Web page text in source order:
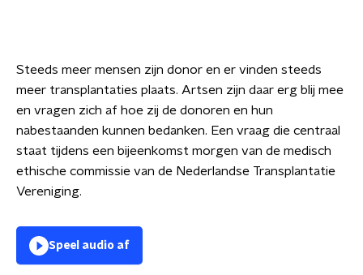
Steeds meer mensen zijn donor en er vinden steeds
meer transplantaties plaats. Artsen zijn daar erg blij mee
en vragen zich af hoe zij de donoren en hun
nabestaanden kunnen bedanken. Een vraag die centraal
staat tijdens een bijeenkomst morgen van de medisch
ethische commissie van de Nederlandse Transplantatie
Vereniging.
Speel audio af